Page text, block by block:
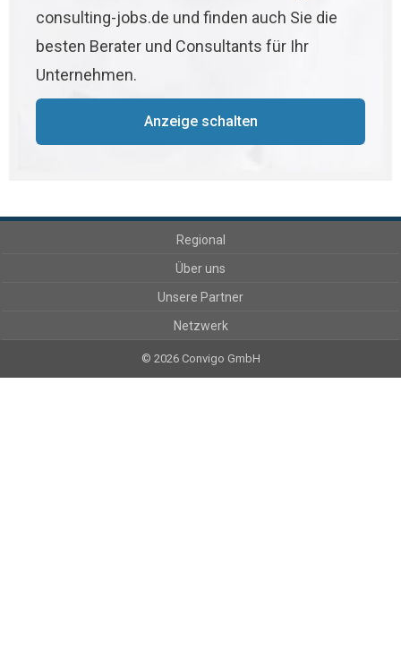
consulting-jobs.de und finden auch Sie die
besten Berater und Consultants für Ihr
Unternehmen.
Anzeige schalten
Regional
Über uns
Unsere Partner
Netzwerk
© 2026 Convigo GmbH